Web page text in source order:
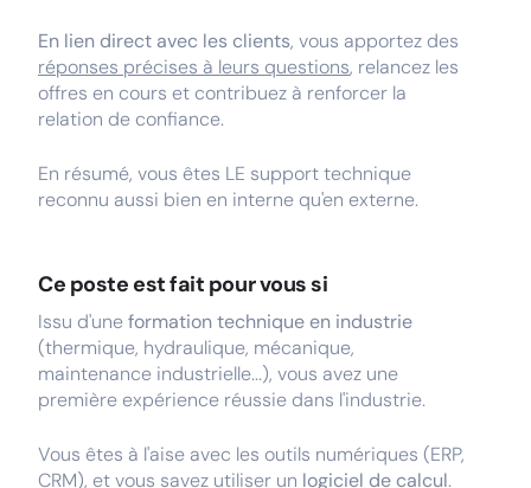
En lien direct avec les clients, vous apportez des
réponses précises à leurs questions, relancez les
offres en cours et contribuez à renforcer la
relation de confiance.
En résumé, vous êtes LE support technique
reconnu aussi bien en interne qu'en externe.
Ce poste est fait pour vous si
Issu d'uneformation technique en industrie
(thermique, hydraulique, mécanique,
maintenance industrielle...), vous avez une
première expérience réussie dans l'industrie.
Vous êtes à l'aise avec les outils numériques (ERP,
CRM), et vous savez utiliser un logiciel de calcul.